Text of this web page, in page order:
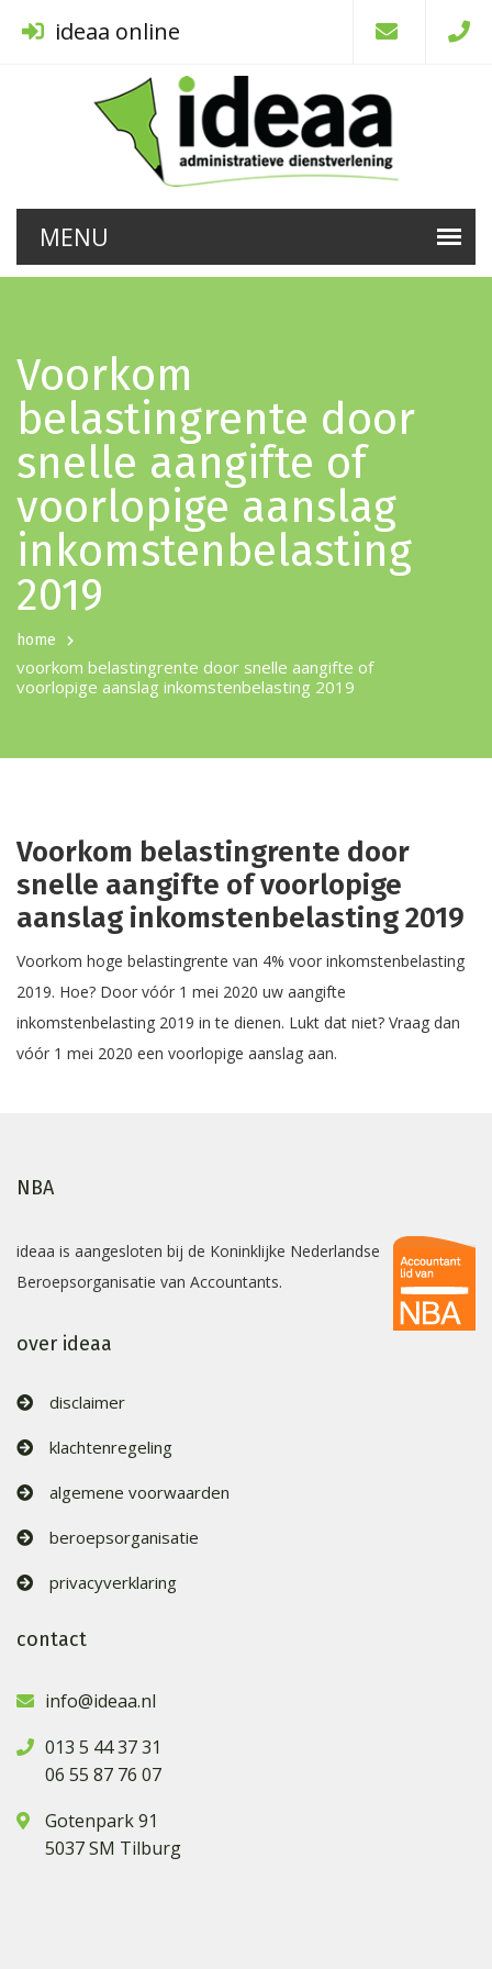
ideaa online
Voorkom
belastingrente door
snelle aangifte of
voorlopige aanslag
inkomstenbelasting
2019
home
voorkom belastingrente door snelle aangifte of
voorlopige aanslag inkomstenbelasting 2019
Voorkom belastingrente door
snelle aangifte of voorlopige
aanslag inkomstenbelasting 2019
Voorkom hoge belastingrente van 4% voor inkomstenbelasting
2019. Hoe? Door vóór 1 mei 2020 uw aangifte
inkomstenbelasting 2019 in te dienen. Lukt dat niet? Vraag dan
vóór 1 mei 2020 een voorlopige aanslag aan.
NBA
ideaa is aangesloten bij de Koninklijke Nederlandse
Beroepsorganisatie van Accountants.
over ideaa
disclaimer
klachtenregeling
algemene voorwaarden
beroepsorganisatie
privacyverklaring
contact
info@ideaa.nl
013 5 44 37 31
06 55 87 76 07
Gotenpark 91
5037 SM Tilburg